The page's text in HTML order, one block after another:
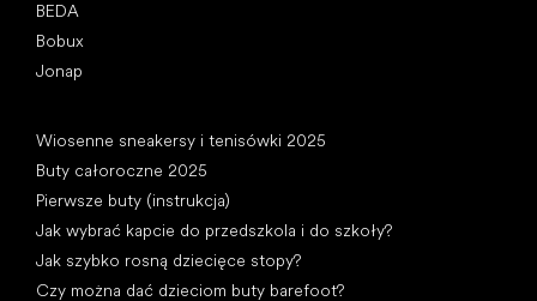
BEDA
Bobux
Jonap
Wiosenne sneakersy i tenisówki 2025
Buty całoroczne 2025
Pierwsze buty (instrukcja)
Jak wybrać kapcie do przedszkola i do szkoły?
Jak szybko rosną dziecięce stopy?
Czy można dać dzieciom buty barefoot?